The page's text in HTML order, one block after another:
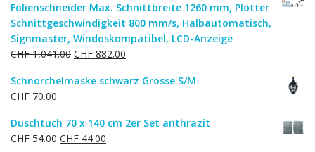
Folienschneider Max. Schnittbreite 1260 mm, Plotter
Schnittgeschwindigkeit 800 mm/s, Halbautomatisch,
Signmaster, Windoskompatibel, LCD-Anzeige
CHF1,041.00 Ursprünglicher
war:
CHF 882.00
ist:
Schnorchelmaske schwarz Grösse S/M
CHF 70.00
Duschtuch 70 x 140 cm 2er Set anthrazit
CHF54.00 Ursprünglicher
CHF 44.00